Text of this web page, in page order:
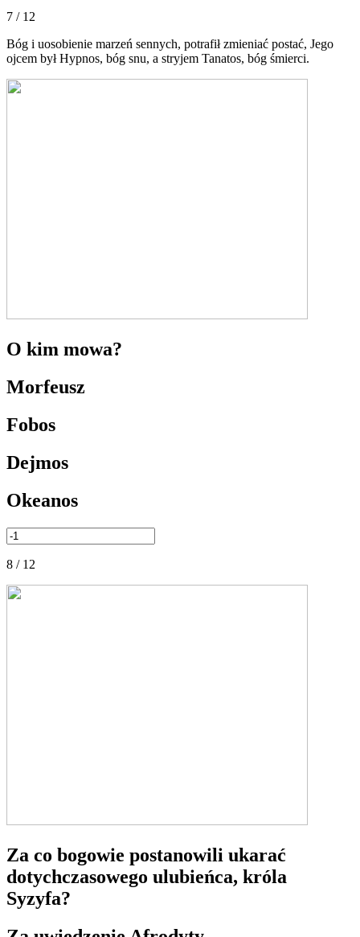
7 / 12
Bóg i uosobienie marzeń sennych, potrafił zmieniać postać, Jego
ojcem był Hypnos, bóg snu, a stryjem Tanatos, bóg śmierci.
O kim mowa?
Morfeusz
Fobos
Dejmos
Okeanos
8 / 12
Za co bogowie postanowili ukarać
dotychczasowego ulubieńca, króla
Syzyfa?